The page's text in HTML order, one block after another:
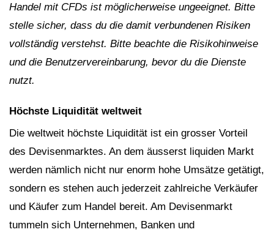
Handel mit CFDs ist möglicherweise ungeeignet. Bitte
stelle sicher, dass du die damit verbundenen Risiken
vollständig verstehst. Bitte beachte die Risikohinweise
und die Benutzervereinbarung, bevor du die Dienste
nutzt.
Höchste Liquidität weltweit
Die weltweit höchste Liquidität ist ein grosser Vorteil
des Devisenmarktes. An dem äusserst liquiden Markt
werden nämlich nicht nur enorm hohe Umsätze getätigt,
sondern es stehen auch jederzeit zahlreiche Verkäufer
und Käufer zum Handel bereit. Am Devisenmarkt
tummeln sich Unternehmen, Banken und